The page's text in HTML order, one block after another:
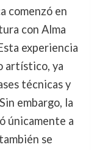
comenzó en
con Alma
experiencia
artístico, ya
técnicas y
embargo, la
únicamente a
se